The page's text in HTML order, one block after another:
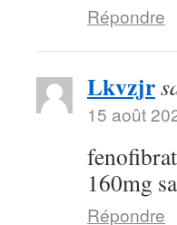
Répondre
Lkvzjr
15 août
160mg
Répondre